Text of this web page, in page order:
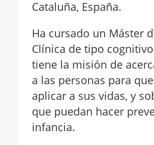
Cataluña, España.
Ha cursado un Máster
Clínica de tipo
tiene la misión de
a las personas para
aplicar a sus vidas, y
que puedan hacer
infancia.